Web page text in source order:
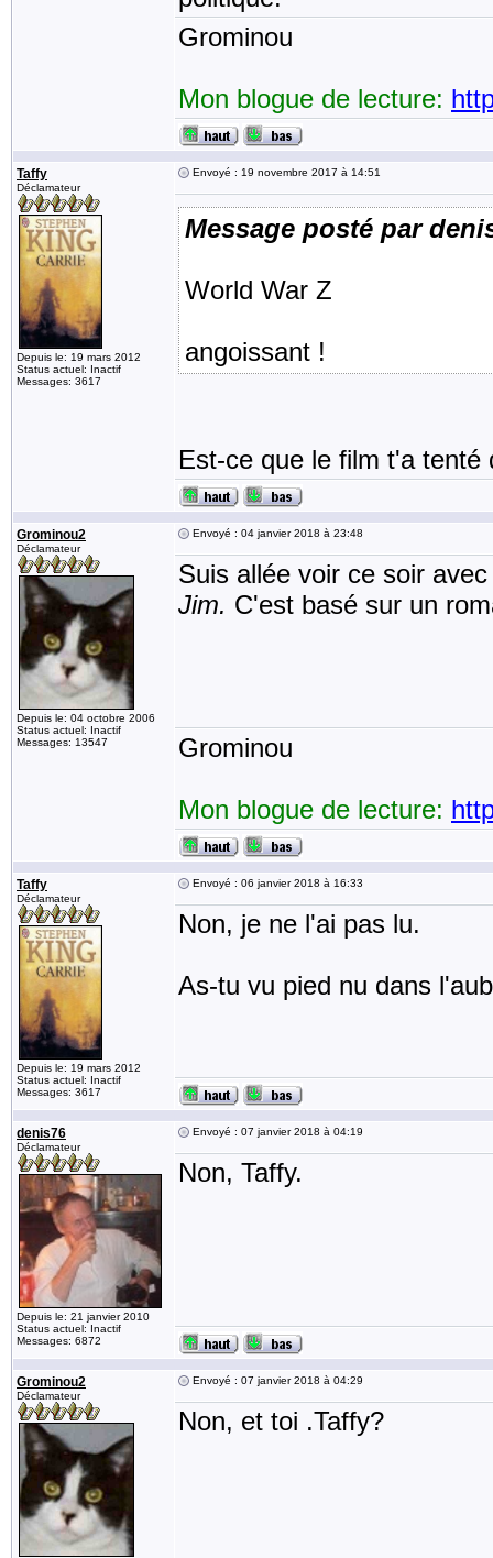
Grominou
Mon blogue de lecture:
Taffy
Déclamateur
Depuis le: 19 mars 2012
Status actuel: Inactif
Messages: 3617
Envoyé : 19 novembre 2017 à 14:51
Message posté par
World War Z
angoissant !
Est-ce que le film t'a tenté
Grominou2
Déclamateur
Depuis le: 04 octobre 2006
Status actuel: Inactif
Messages: 13547
Envoyé : 04 janvier 2018 à 23:48
Suis allée voir ce soir
Jim. C'est basé sur un
Grominou
Mon blogue de lecture:
Taffy
Déclamateur
Depuis le: 19 mars 2012
Status actuel: Inactif
Messages: 3617
Envoyé : 06 janvier 2018 à 16:33
Non, je ne l'ai pas lu.
As-tu vu pied nu dans
denis76
Déclamateur
Depuis le: 21 janvier 2010
Status actuel: Inactif
Messages: 6872
Envoyé : 07 janvier 2018 à 04:19
Non, Taffy.
Grominou2
Déclamateur
Envoyé : 07 janvier 2018 à 04:29
Non, et toi .Taffy?